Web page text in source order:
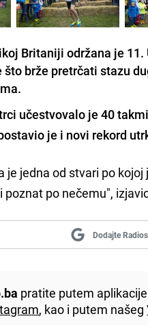
Britaniji održana je
brže pretrčati stazu
učestvovalo je 40
je i novi rekord
je jedna od stvari po
poznat po nečemu",
Dodajte
pratite putem
, kao i putem našeg